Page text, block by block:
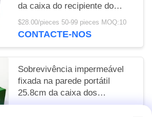
da caixa do recipiente do
armário dos primeiros
socorros da casa
$28.00/pieces 50-99 pieces MOQ:10
CONTACTE-NOS
Sobrevivência impermeável
fixada na parede portátil
25.8cm da caixa dos
primeiros socorros do ABS e